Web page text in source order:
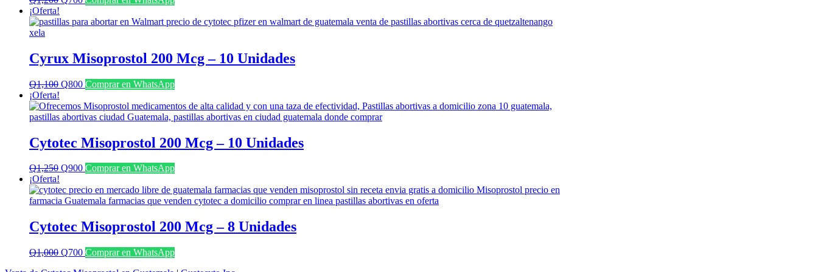
originalactual
¡Oferta!
Cyrux Misoprostol 200 Mcg – 10 Unidades
Q1,100 El
original
era:
Q800El
actual
es:
Comprar en WhatsApp
¡Oferta!
Cytotec Misoprostol 200 Mcg – 10 Unidades
Q1,250 El
original
era:
Q900El
actual
es:
Comprar en WhatsApp
¡Oferta!
Cytotec Misoprostol 200 Mcg – 8 Unidades
Q1,000 El
Q700ElComprar en WhatsApp